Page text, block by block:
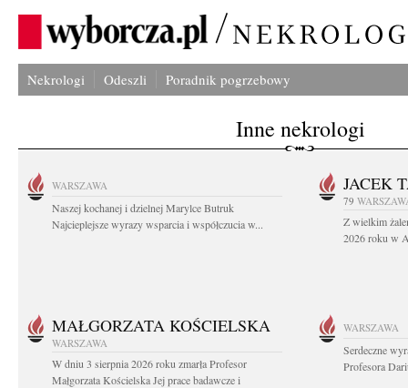
Nekrologi Odeszli Poradnik pogrzebowy
Inne nekrologi
WARSZAWA
Naszej kochanej i dzielnej Marylce Butruk
Najcieplejsze wyrazy wsparcia i współczucia w...
JACEK
79
Z wielkim
2026 roku w
MAŁGORZATA KOŚCIELSKA
WARSZAWA
W dniu 3 sierpnia 2026 roku zmarła Profesor
Małgorzata Kościelska Jej prace badawcze i
WARSZAWA
Serdeczne
Profesora